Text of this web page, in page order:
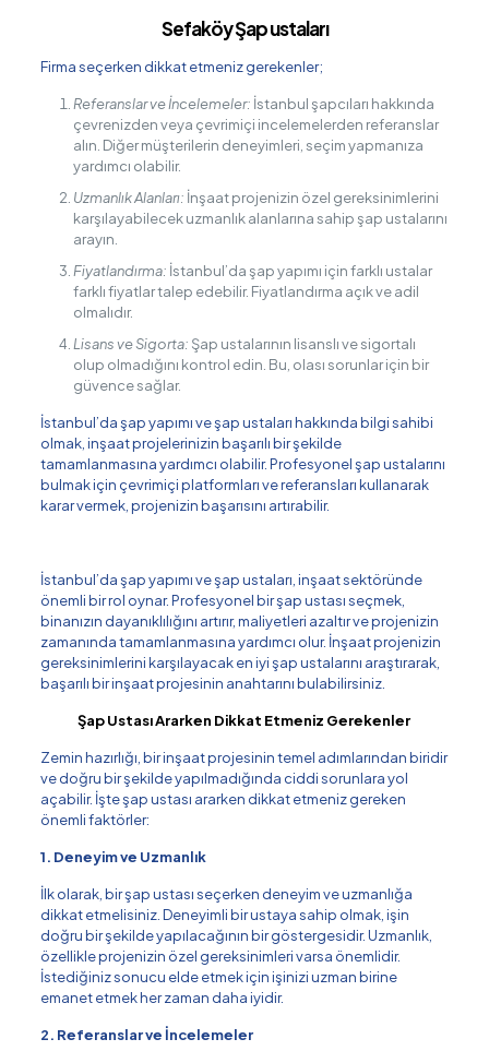
Sefaköy Şap ustaları
Firma seçerken dikkat etmeniz gerekenler;
Referanslar ve İncelemeler: İstanbul şapcıları hakkında
çevrenizden veya çevrimiçi incelemelerden referanslar
alın. Diğer müşterilerin deneyimleri, seçim yapmanıza
yardımcı olabilir.
Uzmanlık Alanları: İnşaat projenizin özel gereksinimlerini
karşılayabilecek uzmanlık alanlarına sahip şap ustalarını
arayın.
Fiyatlandırma: İstanbul’da şap yapımı için farklı ustalar
farklı fiyatlar talep edebilir. Fiyatlandırma açık ve adil
olmalıdır.
Lisans ve Sigorta: Şap ustalarının lisanslı ve sigortalı
olup olmadığını kontrol edin. Bu, olası sorunlar için bir
güvence sağlar.
İstanbul’da şap yapımı ve şap ustaları hakkında bilgi sahibi
olmak, inşaat projelerinizin başarılı bir şekilde
tamamlanmasına yardımcı olabilir. Profesyonel şap ustalarını
bulmak için çevrimiçi platformları ve referansları kullanarak
karar vermek, projenizin başarısını artırabilir.
İstanbul’da şap yapımı ve şap ustaları, inşaat sektöründe
önemli bir rol oynar. Profesyonel bir şap ustası seçmek,
binanızın dayanıklılığını artırır, maliyetleri azaltır ve projenizin
zamanında tamamlanmasına yardımcı olur. İnşaat projenizin
gereksinimlerini karşılayacak en iyi şap ustalarını araştırarak,
başarılı bir inşaat projesinin anahtarını bulabilirsiniz.
Şap Ustası Ararken Dikkat Etmeniz Gerekenler
Zemin hazırlığı, bir inşaat projesinin temel adımlarından biridir
ve doğru bir şekilde yapılmadığında ciddi sorunlara yol
açabilir. İşte şap ustası ararken dikkat etmeniz gereken
önemli faktörler:
1. Deneyim ve Uzmanlık
İlk olarak, bir şap ustası seçerken deneyim ve uzmanlığa
dikkat etmelisiniz. Deneyimli bir ustaya sahip olmak, işin
doğru bir şekilde yapılacağının bir göstergesidir. Uzmanlık,
özellikle projenizin özel gereksinimleri varsa önemlidir.
İstediğiniz sonucu elde etmek için işinizi uzman birine
emanet etmek her zaman daha iyidir.
2. Referanslar ve İncelemeler